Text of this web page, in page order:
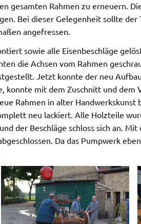
gesamten Rahmen zu erneuern.
Bei dieser Gelegenheit sollte der
angefressen.
sowie alle Eisenbeschläge
die Achsen vom Rahmen
Jetzt konnte der neu
konnte mit dem Zuschnitt und dem
Rahmen in alter Handwerkskunst
neu lackiert. Alle Holzteile
der Beschläge schloss sich an. Mit
Da das Pumpwerk